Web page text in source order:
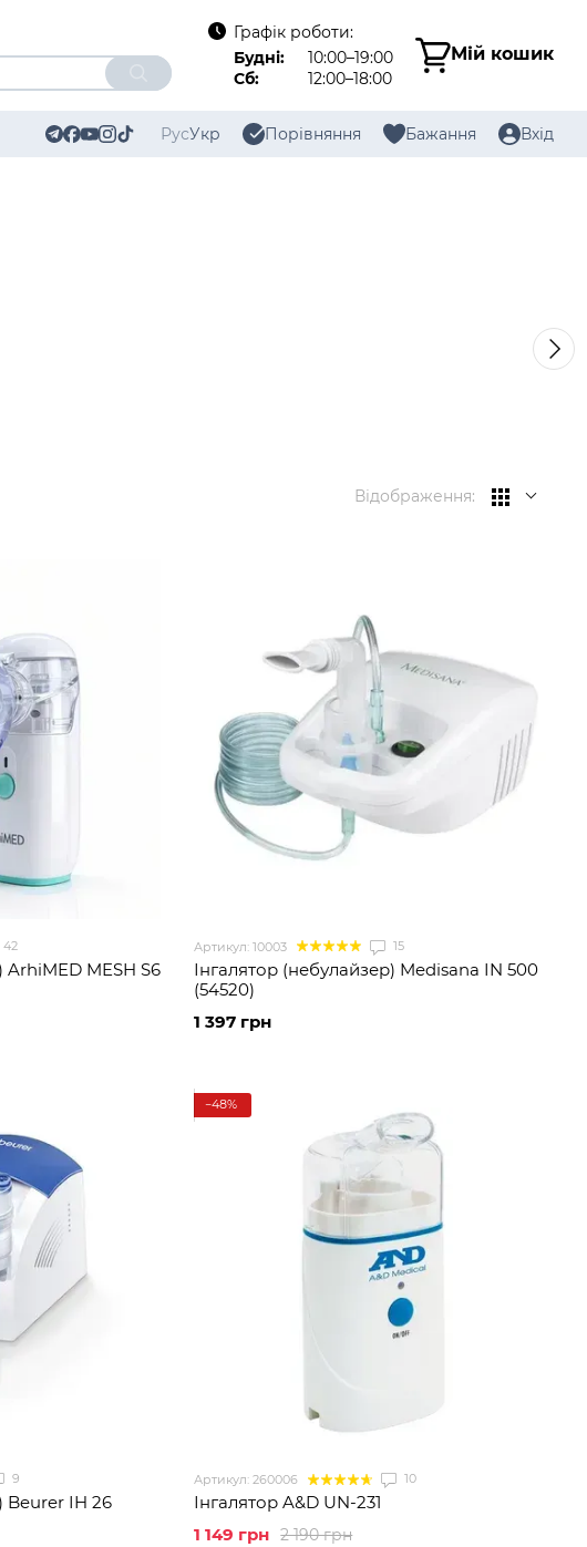
Графік роботи:
Будні:
10:00–19:00
Сб:
12:00–18:00
Мій кошик
РусУкр Порівняння Бажання Вхід
Відображення:
42
ArhiMED MESH S6
Артикул: 10003 15
Інгалятор (небулайзер) Medisana IN 500
(54520)
1 397 грн
9
Beurer IH 26
−48%
Артикул: 260006 10
Інгалятор A&D UN-231
2 190 грн
1 149 грн